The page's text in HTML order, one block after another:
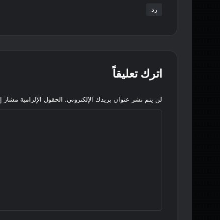
رد
اترك تعليقاً
لن يتم نشر عنوان بريدك الإلكتروني. الحقول الإلزامية مشار